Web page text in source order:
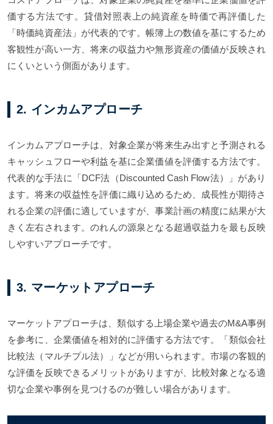
価する方法です。貸借対照表上の純資産を時価で再評価した
「時価純資産法」が代表的です。帳簿上の数値を基にするため
客観性が高い一方、将来の収益力や無形資産の価値が反映され
にくいという側面があります。
2. インカムアプローチ
インカムアプローチは、対象企業が将来生み出すと予測される
キャッシュフローや利益を基に企業価値を評価する方法です。
代表的な手法に「DCF法（Discounted Cash Flow法）」があり
ます。将来の収益性を評価に織り込めるため、成長性が期待さ
れる企業の評価に適していますが、事業計画の精度に結果が大
きく左右されます。のれんの源泉となる超過収益力を最も反映
しやすいアプローチです。
3. マーケットアプローチ
マーケットアプローチは、類似する上場企業や過去のM&A事例
を参考に、企業価値を相対的に評価する方法です。「類似会社
比較法（マルチプル法）」などが用いられます。市場の客観的
な評価を反映できるメリットがありますが、比較対象となる適
切な企業や事例を見つけるのが難しい場合があります。